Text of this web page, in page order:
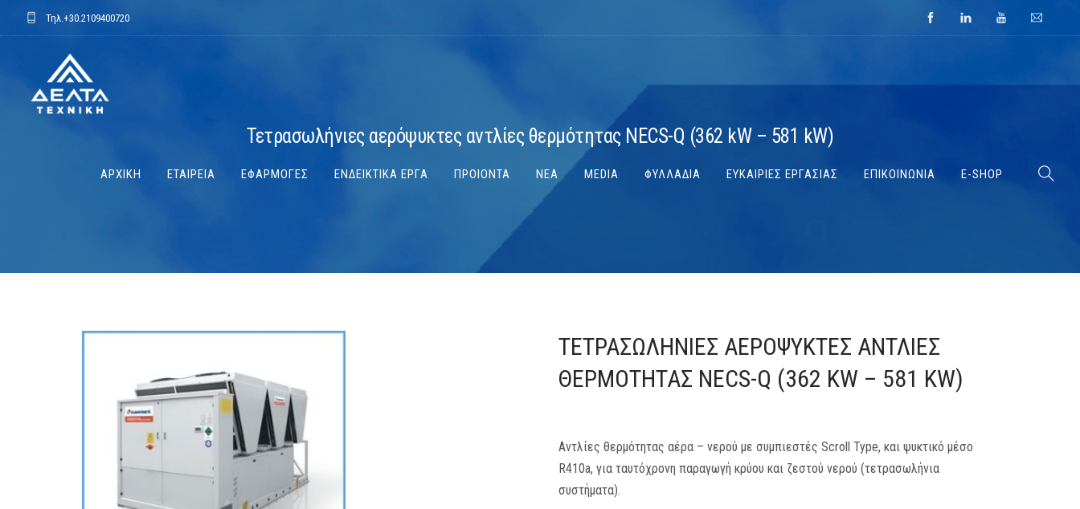
Τηλ.+30.2109400720
ΑΡΧΙΚΗ ΕΤΑΙΡΕΙΑ ΕΦΑΡΜΟΓΕΣ ΕΝΔΕΙΚΤΙΚΑ ΕΡΓΑ ΠΡΟΙΟΝΤΑ ΝΕΑ MEDIA ΦΥΛΛΑΔΙΑ ΕΥΚΑΙΡΙΕΣ ΕΡΓΑΣΙΑΣ ΕΠΙΚΟΙΝΩΝΙΑ E-SHOP
Τετρασωλήνιες αερόψυκτες αντλίες θερμότητας NECS-Q (362 kW – 581 kW)
ΤΕΤΡΑΣΩΛΉΝΙΕΣ ΑΕΡΌΨΥΚΤΕΣ ΑΝΤΛΊΕΣ
ΘΕΡΜΌΤΗΤΑΣ NECS-Q (362 KW – 581 KW)
Αντλίες θερμότητας αέρα – νερού με συμπιεστές Scroll Type, και ψυκτικό μέσο
R410a, για ταυτόχρονη παραγωγή κρύου και ζεστού νερού (τετρασωλήνια
συστήματα).